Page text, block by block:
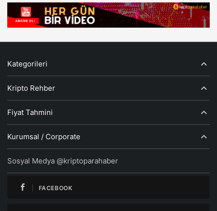
Kategorileri
Kripto Rehber
Fiyat Tahmini
Kurumsal / Corporate
Sosyal Medya @kriptoparahaber
FACEBOOK